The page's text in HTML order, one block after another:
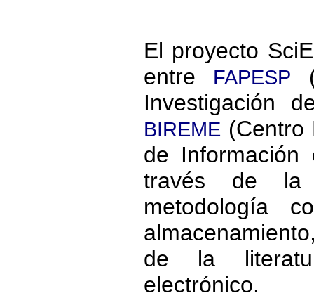
El proyecto
entre
FAPESP
Investigación
BIREME (Centro
de
través de la
metodología
de la
electrónico.